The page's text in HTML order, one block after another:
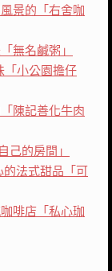
景的「右舍咖
無名鹹粥」
「小公園擔仔
陳記善化牛肉
己的房間」
法式甜品「可
啡店「私心珈